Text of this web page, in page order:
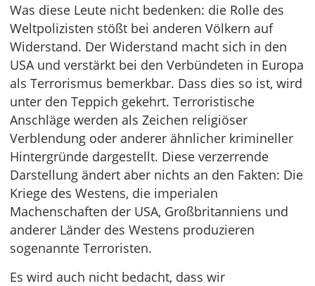
Was diese Leute nicht bedenken: die Rolle des
Weltpolizisten stößt bei anderen Völkern auf
Widerstand. Der Widerstand macht sich in den
USA und verstärkt bei den Verbündeten in Europa
als Terrorismus bemerkbar. Dass dies so ist, wird
unter den Teppich gekehrt. Terroristische
Anschläge werden als Zeichen religiöser
Verblendung oder anderer ähnlicher krimineller
Hintergründe dargestellt. Diese verzerrende
Darstellung ändert aber nichts an den Fakten: Die
Kriege des Westens, die imperialen
Machenschaften der USA, Großbritanniens und
anderer Länder des Westens produzieren
sogenannte Terroristen.
Es wird auch nicht bedacht, dass wir